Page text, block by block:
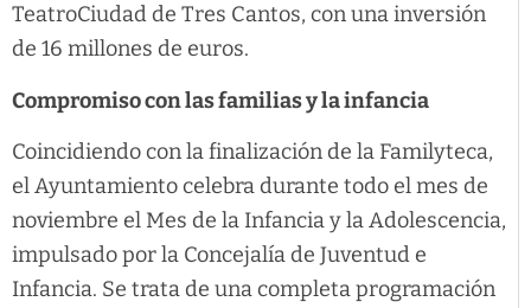
TeatroCiudad de Tres Cantos, con una inversión
de 16 millones de euros.
Compromiso con las familias y la infancia
Coincidiendo con la finalización de la Familyteca,
el Ayuntamiento celebra durante todo el mes de
noviembre el Mes de la Infancia y la Adolescencia,
impulsado por la Concejalía de Juventud e
Infancia. Se trata de una completa programación